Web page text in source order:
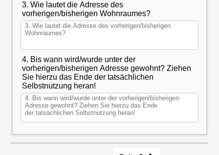
3. Wie lautet die Adresse des
vorherigen/bisherigen Wohnraumes?
4. Bis wann wird/wurde unter der
vorherigen/bisherigen Adresse gewohnt? Ziehen
Sie hierzu das Ende der tatsächlichen
Selbstnutzung heran!